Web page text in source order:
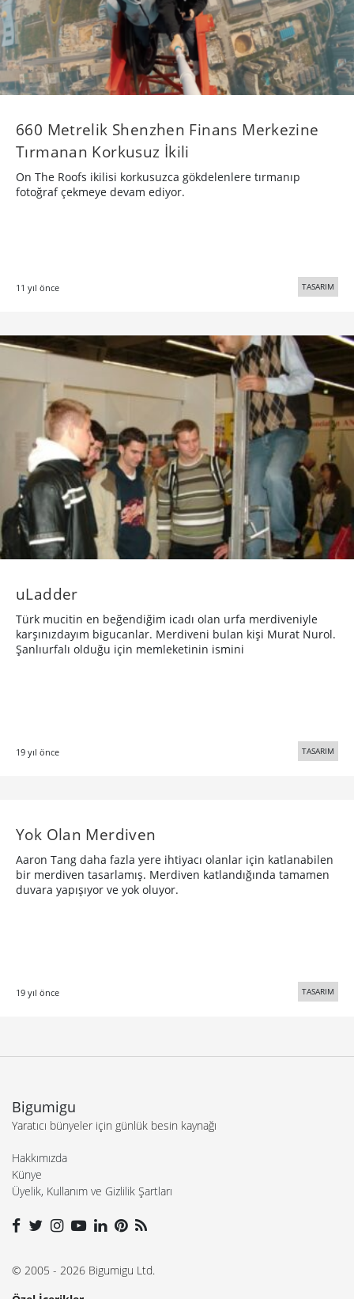
660 Metrelik Shenzhen Finans Merkezine
Tırmanan Korkusuz İkili
On The Roofs ikilisi korkusuzca gökdelenlere tırmanıp
fotoğraf çekmeye devam ediyor.
11 yıl önce TASARIM
uLadder
Türk mucitin en beğendiğim icadı olan urfa merdiveniyle
karşınızdayım bigucanlar. Merdiveni bulan kişi Murat Nurol.
Şanlıurfalı olduğu için memleketinin ismini
19 yıl önce TASARIM
Yok Olan Merdiven
Aaron Tang daha fazla yere ihtiyacı olanlar için katlanabilen
bir merdiven tasarlamış. Merdiven katlandığında tamamen
duvara yapışıyor ve yok oluyor.
19 yıl önce TASARIM
Bigumigu
Yaratıcı bünyeler için günlük besin kaynağı
Hakkımızda
Künye
Üyelik, Kullanım ve Gizlilik Şartları
© 2005 - 2026 Bigumigu Ltd.